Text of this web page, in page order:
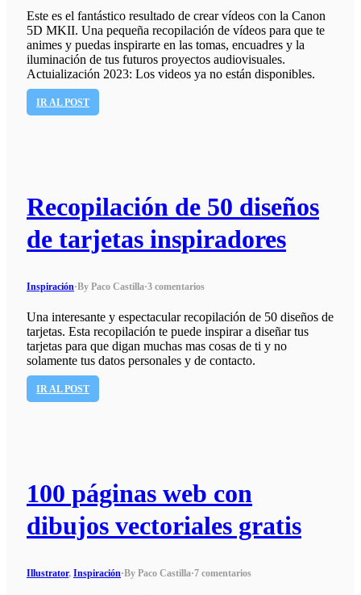
Este es el fantástico resultado de crear vídeos con la Canon
5D MKII. Una pequeña recopilación de vídeos para que te
animes y puedas inspirarte en las tomas, encuadres y la
iluminación de tus futuros proyectos audiovisuales.
Actuialización 2023: Los videos ya no están disponibles.
IR AL POST
Recopilación de 50 diseños
de tarjetas inspiradores
Inspiración·By Paco Castilla·3 comentarios
Una interesante y espectacular recopilación de 50 diseños de
tarjetas. Esta recopilación te puede inspirar a diseñar tus
tarjetas para que digan muchas mas cosas de ti y no
solamente tus datos personales y de contacto.
IR AL POST
100 páginas web con
dibujos vectoriales gratis
Illustrator, Inspiración·By Paco Castilla·7 comentarios